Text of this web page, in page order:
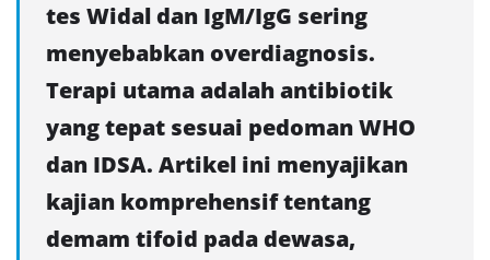
tes Widal dan IgM/IgG sering
menyebabkan overdiagnosis.
Terapi utama adalah antibiotik
yang tepat sesuai pedoman WHO
dan IDSA. Artikel ini menyajikan
kajian komprehensif tentang
demam tifoid pada dewasa,